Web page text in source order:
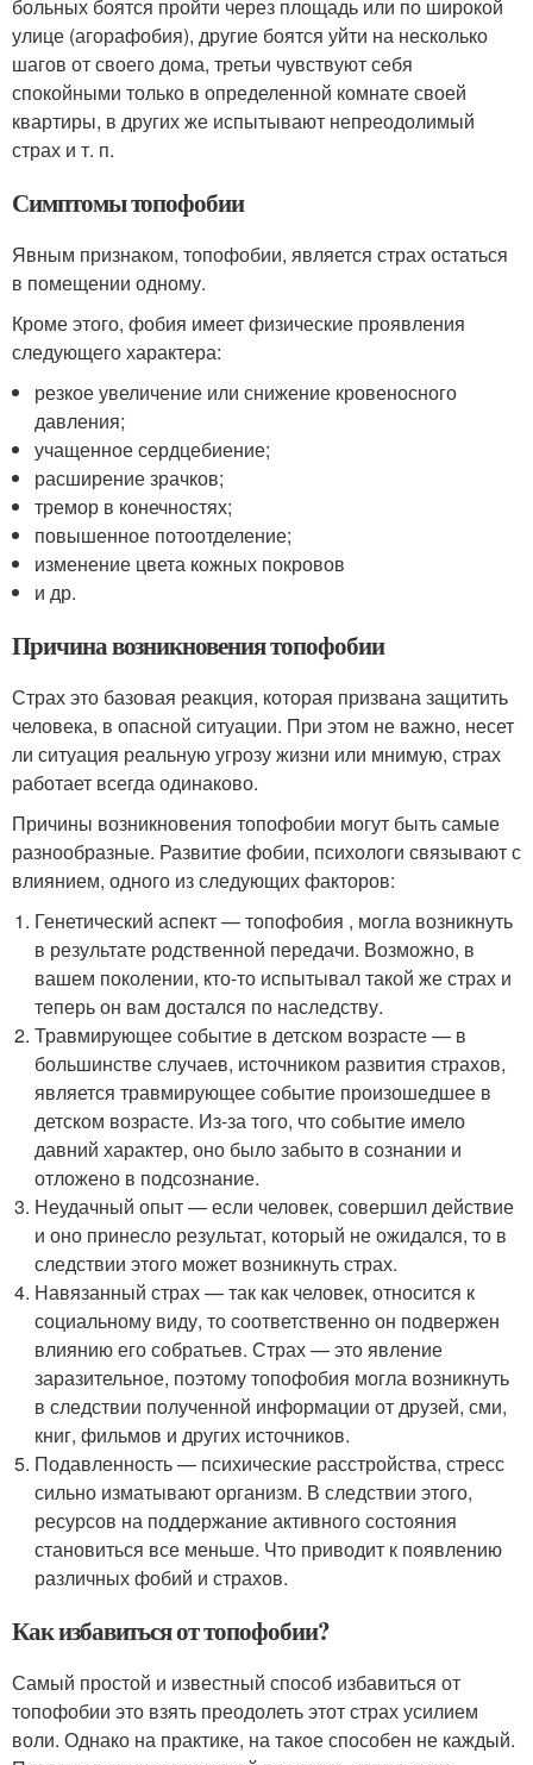
больных боятся пройти через площадь или по широкой
улице (агорафобия), другие боятся уйти на несколько
шагов от своего дома, третьи чувствуют себя
спокойными только в определенной комнате своей
квартиры, в других же испытывают непреодолимый
страх и т. п.
Симптомы топофобии
Явным признаком, топофобии, является страх остаться
в помещении одному.
Кроме этого, фобия имеет физические проявления
следующего характера:
резкое увеличение или снижение кровеносного
давления;
учащенное сердцебиение;
расширение зрачков;
тремор в конечностях;
повышенное потоотделение;
изменение цвета кожных покровов
и др.
Причина возникновения топофобии
Страх это базовая реакция, которая призвана защитить
человека, в опасной ситуации. При этом не важно, несет
ли ситуация реальную угрозу жизни или мнимую, страх
работает всегда одинаково.
Причины возникновения топофобии могут быть самые
разнообразные. Развитие фобии, психологи связывают с
влиянием, одного из следующих факторов:
Генетический аспект — топофобия , могла возникнуть
в результате родственной передачи. Возможно, в
вашем поколении, кто-то испытывал такой же страх и
теперь он вам достался по наследству.
Травмирующее событие в детском возрасте — в
большинстве случаев, источником развития страхов,
является травмирующее событие произошедшее в
детском возрасте. Из-за того, что событие имело
давний характер, оно было забыто в сознании и
отложено в подсознание.
Неудачный опыт — если человек, совершил действие
и оно принесло результат, который не ожидался, то в
следствии этого может возникнуть страх.
Навязанный страх — так как человек, относится к
социальному виду, то соответственно он подвержен
влиянию его собратьев. Страх — это явление
заразительное, поэтому топофобия могла возникнуть
в следствии полученной информации от друзей, сми,
книг, фильмов и других источников.
Подавленность — психические расстройства, стресс
сильно изматывают организм. В следствии этого,
ресурсов на поддержание активного состояния
становиться все меньше. Что приводит к появлению
различных фобий и страхов.
Как избавиться от топофобии?
Самый простой и известный способ избавиться от
топофобии это взять преодолеть этот страх усилием
воли. Однако на практике, на такое способен не каждый.